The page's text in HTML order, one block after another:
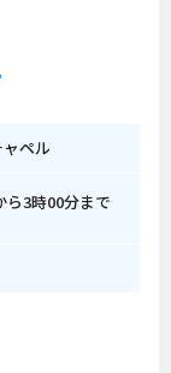
ペル
ら3時00分まで